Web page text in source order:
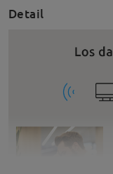
Detail